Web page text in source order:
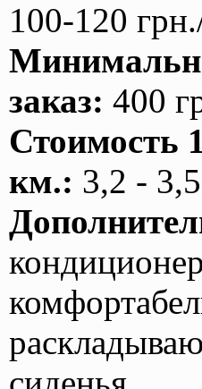
100-120
заказ: 400
Стоимость
км.: 3,2 -